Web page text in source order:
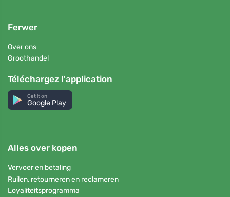
Ferwer
Over ons
Groothandel
Téléchargez l'application
Get it on
Google Play
Alles over kopen
Vervoer en betaling
Ruilen, retourneren en reclameren
Loyaliteitsprogramma